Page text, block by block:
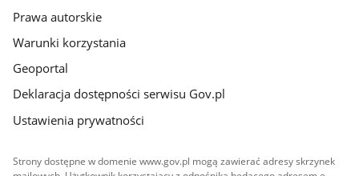
Prawa autorskie
Warunki korzystania
Geoportal
Deklaracja dostępności serwisu Gov.pl
Ustawienia prywatności
Strony dostępne w domenie www.gov.pl mogą zawierać adresy skrzynek